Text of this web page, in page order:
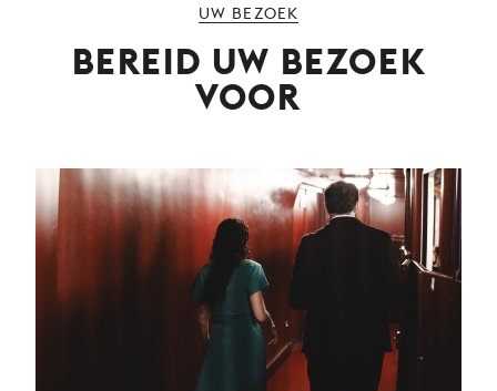
MAGAZINE
UW
BEZOEK
JONG
PUBLIEK
DE
MUNT
UW BEZOEK
BEREID UW BEZOEK
VOOR